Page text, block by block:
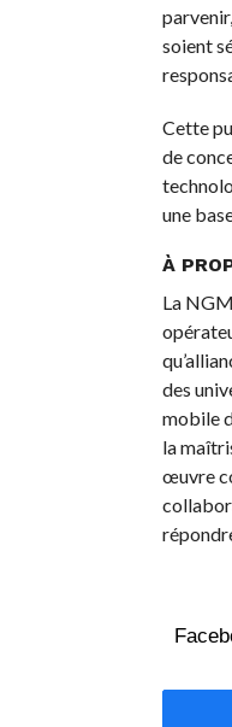
soient
Cette
de
une
À
La
des
mobile
la
œuvre